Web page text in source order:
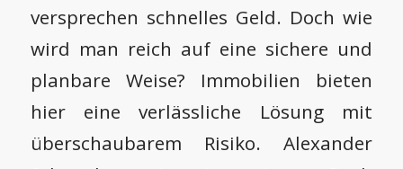
versprechen schnelles Geld. Doch wie
wird man reich auf eine sichere und
planbare Weise? Immobilien bieten
hier eine verlässliche Lösung mit
überschaubarem Risiko. Alexander